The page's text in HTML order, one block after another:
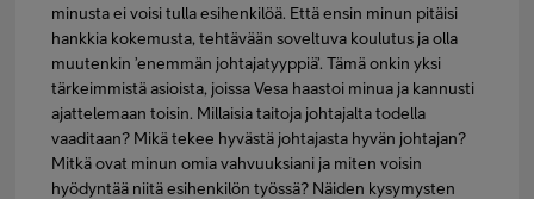
minusta ei voisi tulla esihenkilöä. Että ensin minun pitäisi
hankkia kokemusta, tehtävään soveltuva koulutus ja olla
muutenkin ’enemmän johtajatyyppiä’. Tämä onkin yksi
tärkeimmistä asioista, joissa Vesa haastoi minua ja kannusti
ajattelemaan toisin. Millaisia taitoja johtajalta todella
vaaditaan? Mikä tekee hyvästä johtajasta hyvän johtajan?
Mitkä ovat minun omia vahvuuksiani ja miten voisin
hyödyntää niitä esihenkilön työssä? Näiden kysymysten